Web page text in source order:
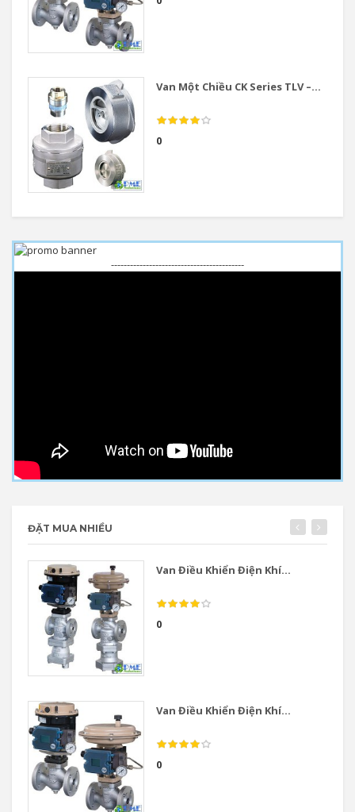
Van Một Chiều CK Series TLV –...
0
------------------------------------------
ĐẶT MUA NHIỀU
Van Điều Khiển Điện Khí...
0
Van Điều Khiển Điện Khí...
0